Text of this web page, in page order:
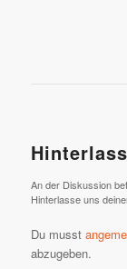
An der Diskussion
Hinterlasse uns
Du musst
abzugeben.